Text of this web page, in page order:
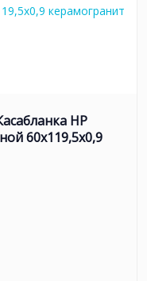
HP
60x119,5x0,9